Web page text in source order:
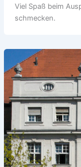
Viel Spaß beim
schmecken.